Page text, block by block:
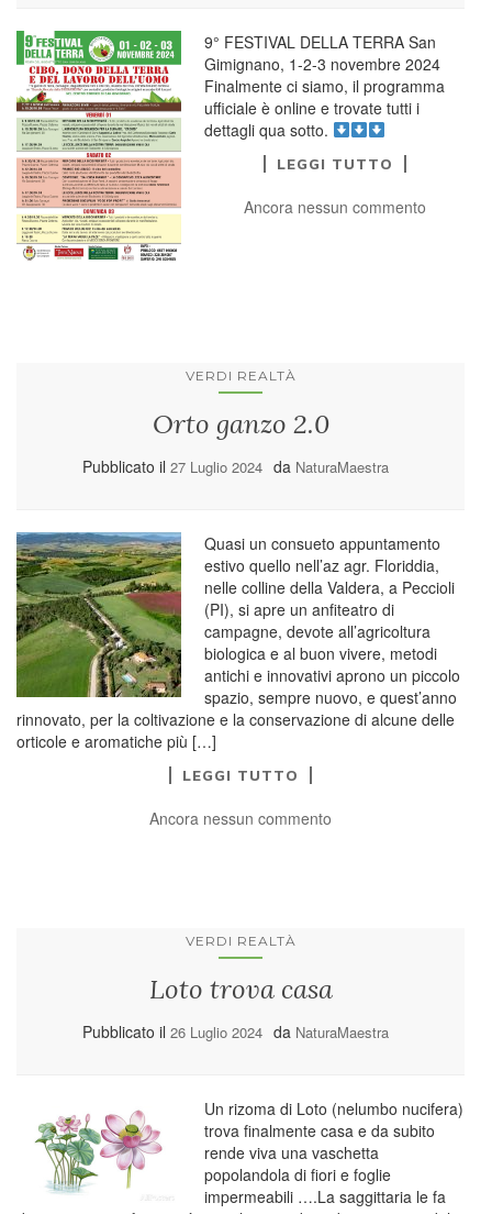
9° FESTIVAL DELLA TERRA San
Gimignano, 1-2-3 novembre 2024
Finalmente ci siamo, il programma
ufficiale è online e trovate tutti i
dettagli qua sotto.
LEGGI TUTTO
Ancora nessun commento
VERDI REALTÀ
Orto ganzo 2.0
Pubblicato il 27 Luglio 2024 da NaturaMaestra
Quasi un consueto appuntamento
estivo quello nell’az agr. Floriddia,
nelle colline della Valdera, a Peccioli
(PI), si apre un anfiteatro di
campagne, devote all’agricoltura
biologica e al buon vivere, metodi
antichi e innovativi aprono un piccolo
spazio, sempre nuovo, e quest’anno
rinnovato, per la coltivazione e la conservazione di alcune delle
orticole e aromatiche più […]
LEGGI TUTTO
Ancora nessun commento
VERDI REALTÀ
Loto trova casa
Pubblicato il 26 Luglio 2024 da NaturaMaestra
Un rizoma di Loto (nelumbo nucifera)
trova finalmente casa e da subito
rende viva una vaschetta
popolandola di fiori e foglie
impermeabili ….La saggittaria le fa